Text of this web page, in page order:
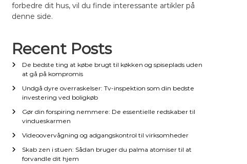
forbedre dit hus, vil du finde interessante artikler på
denne side.
Recent Posts
De bedste ting at købe brugt til køkken og spiseplads uden
at gå på kompromis
Undgå dyre overraskelser: Tv-inspektion som din bedste
investering ved boligkøb
Gør din forspiring nemmere: De essentielle redskaber til
vindueskarmen
Videoovervågning og adgangskontrol til virksomheder
Skab zen i stuen: Sådan bruger du palma atomiser til at
forvandle dit hjem